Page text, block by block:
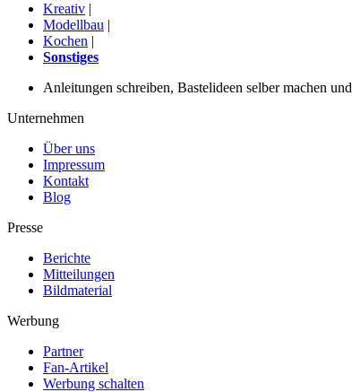
Kreativ |
Modellbau |
Kochen |
Sonstiges
Anleitungen schreiben, Bastelideen selber machen
Unternehmen
Über uns
Impressum
Kontakt
Blog
Presse
Berichte
Mitteilungen
Bildmaterial
Werbung
Partner
Fan-Artikel
Werbung schalten